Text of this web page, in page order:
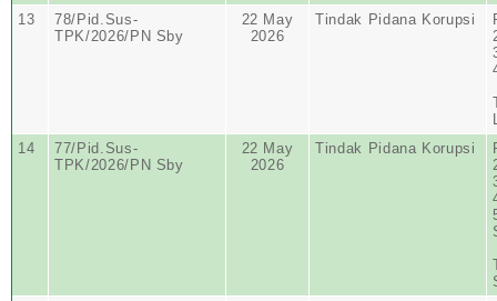
13
78/Pid.Sus-
TPK/2026/PN Sby
22 May
2026
Tindak Pidana Korupsi
14
77/Pid.Sus-
TPK/2026/PN Sby
22 May
2026
Tindak Pidana Korupsi